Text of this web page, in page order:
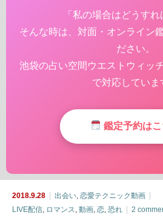
「私の場合はどうすれ
そんな時は、対面・オンライン
ださい。
池袋の占い空間ウエストウィッ
で対応していま
鑑定予約はこ
2018.9.28 出会い 恋愛テクニック動画
LIVE配信 ロマンス 動画 恋 恐れ 2